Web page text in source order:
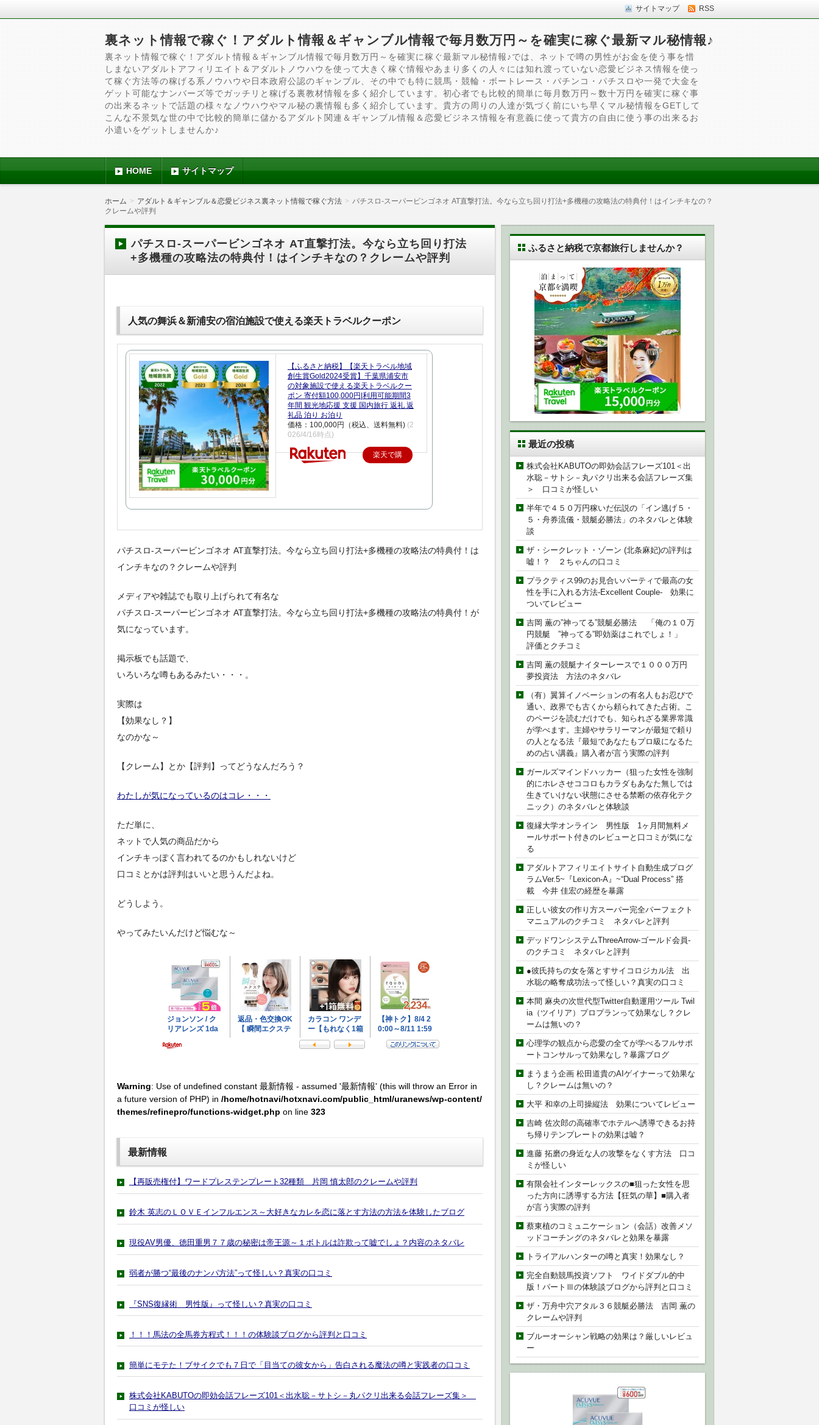
サイトマップ RSS
裏ネット情報で稼ぐ！アダルト情報＆ギャンブル情報で毎月数万円～を確実に稼ぐ最新マル秘情報♪
裏ネット情報で稼ぐ！アダルト情報＆ギャンブル情報で毎月数万円～を確実に稼ぐ最新マル秘情報♪では、ネットで噂の男性がお金を使う事を惜
しまないアダルトアフィリエイト＆アダルトノウハウを使って大きく稼ぐ情報やあまり多くの人々には知れ渡っていない恋愛ビジネス情報を使っ
て稼ぐ方法等の稼げる系ノウハウや日本政府公認のギャンブル、その中でも特に競馬・競輪・ボートレース・パチンコ・パチスロや一発で大金を
ゲット可能なナンバーズ等でガッチリと稼げる裏教材情報を多く紹介しています。初心者でも比較的簡単に毎月数万円～数十万円を確実に稼ぐ事
の出来るネットで話題の様々なノウハウやマル秘の裏情報も多く紹介しています。貴方の周りの人達が気づく前にいち早くマル秘情報をGETして
こんな不景気な世の中で比較的簡単に儲かるアダルト関連＆ギャンブル情報＆恋愛ビジネス情報を有意義に使って貴方の自由に使う事の出来るお
小遣いをゲットしませんか♪
HOME サイトマップ
ホーム アダルト＆ギャンブル＆恋愛ビジネス裏ネット情報で稼ぐ方法
パチスロ-スーパービンゴネオ AT直撃打法。今なら立ち回り打法+多機種の攻略法の特典付！はインチキなの？
クレームや評判
パチスロ-スーパービンゴネオ AT直撃打法。今なら立ち回り打法
+多機種の攻略法の特典付！はインチキなの？クレームや評判
人気の舞浜＆新浦安の宿泊施設で使える楽天トラベルクーポン
【ふるさと納税】【楽天トラベル地域
創生賞Gold2024受賞】千葉県浦安市
の対象施設で使える楽天トラベルクー
ポン 寄付額100,000円|利用可能期間3
年間 観光地応援 支援 国内旅行 返礼 返
礼品 泊り お泊り
価格：100,000円（税込、送料無料) (2
026/4/16時点)
楽天で購
パチスロ-スーパービンゴネオ AT直撃打法。今なら立ち回り打法+多機種の攻略法の特典付！は
インチキなの？クレームや評判
メディアや雑誌でも取り上げられて有名な
パチスロ-スーパービンゴネオ AT直撃打法。今なら立ち回り打法+多機種の攻略法の特典付！が
気になっています。
掲示板でも話題で、
いろいろな噂もあるみたい・・・。
実際は
【効果なし？】
なのかな～
【クレーム】とか【評判】ってどうなんだろう？
わたしが気になっているのはコレ・・・
ただ単に、
ネットで人気の商品だから
インチキっぽく言われてるのかもしれないけど
口コミとかは評判はいいと思うんだよね。
どうしよう。
やってみたいんだけど悩むな～
Warning: Use of undefined constant 最新情報 - assumed '最新情報' (this will throw an Error in
a future version of PHP) in /home/hotnavi/hotxnavi.com/public_html/uranews/wp-content/
themes/refinepro/functions-widget.php on line 323
最新情報
【再販売権付】ワードプレステンプレート32種類 片岡 慎太郎のクレームや評判
鈴木 英志のＬＯＶＥインフルエンス～大好きなカレを恋に落とす方法の方法を体験したブログ
現役AV男優、徳田重男７７歳の秘密は帝王源～１ボトルは詐欺って嘘でしょ？内容のネタバレ
弱者が勝つ“最後のナンパ方法”って怪しい？真実の口コミ
『SNS復縁術 男性版』って怪しい？真実の口コミ
！！！馬法の全馬券方程式！！！の体験談ブログから評判と口コミ
簡単にモテた！ブサイクでも７日で「目当ての彼女から」告白される魔法の噂と実践者の口コミ
株式会社KABUTOの即効会話フレーズ101＜出水聡－サトシ－丸パクリ出来る会話フレーズ集＞
口コミが怪しい
ふるさと納税で京都旅行しませんか？
最近の投稿
株式会社KABUTOの即効会話フレーズ101＜出
水聡－サトシ－丸パクリ出来る会話フレーズ集
＞ 口コミが怪しい
半年で４５０万円稼いだ伝説の「イン逃げ５・
５・舟券流儀・競艇必勝法」のネタバレと体験
談
ザ・シークレット・ゾーン (北条麻妃)の評判は
嘘！？ ２ちゃんの口コミ
プラクティス99のお見合いパーティで最高の女
性を手に入れる方法-Excellent Couple- 効果に
ついてレビュー
吉岡 薫の”神ってる”競艇必勝法 「俺の１０万
円競艇 ”神ってる”即効薬はこれでしょ！」
評価とクチコミ
吉岡 薫の競艇ナイターレースで１０００万円
夢投資法 方法のネタバレ
（有）翼算イノベーションの有名人もお忍びで
通い、政界でも古くから頼られてきた占術。こ
のページを読むだけでも、知られざる業界常識
が学べます。主婦やサラリーマンが最短で頼り
の人となる法『最短であなたもプロ級になるた
めの占い講義』購入者が言う実際の評判
ガールズマインドハッカー（狙った女性を強制
的にホレさせココロもカラダもあなた無しでは
生きていけない状態にさせる禁断の依存化テク
ニック）のネタバレと体験談
復縁大学オンライン 男性版 1ヶ月間無料メ
ールサポート付きのレビューと口コミが気にな
る
アダルトアフィリエイトサイト自動生成プログ
ラムVer.5~『Lexicon-A』~“Dual Process” 搭
載 今井 佳宏の経歴を暴露
正しい彼女の作り方スーパー完全パーフェクト
マニュアルのクチコミ ネタバレと評判
デッドワンシステムThreeArrow-ゴールド会員-
のクチコミ ネタバレと評判
●彼氏持ちの女を落とすサイコロジカル法 出
水聡の略奪成功法って怪しい？真実の口コミ
本間 麻央の次世代型Twitter自動運用ツール Twil
ia（ツイリア）プロプランって効果なし？クレ
ームは無いの？
心理学の観点から恋愛の全てが学べるフルサポ
ートコンサルって効果なし？暴露ブログ
まうまう企画 松田道貴のAIゲイナーって効果な
し？クレームは無いの？
大平 和幸の上司操縦法 効果についてレビュー
吉崎 佐次郎の高確率でホテルへ誘導できるお持
ち帰りテンプレートの効果は嘘？
進藤 拓磨の身近な人の攻撃をなくす方法 口コ
ミが怪しい
有限会社インターレックスの■狙った女性を思
った方向に誘導する方法【狂気の華】■購入者
が言う実際の評判
蔡東植のコミュニケーション（会話）改善メソ
ッドコーチングのネタバレと効果を暴露
トライアルハンターの噂と真実！効果なし？
完全自動競馬投資ソフト ワイドダブル的中
版！パートⅢの体験談ブログから評判と口コミ
ザ・万舟中穴アタル３６競艇必勝法 吉岡 薫の
クレームや評判
ブルーオーシャン戦略の効果は？厳しいレビュ
ー